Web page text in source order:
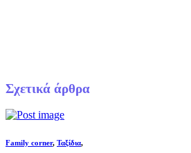
Σχετικά άρθρα
Family corner, Ταξίδια,